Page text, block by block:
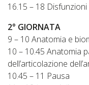
16.15 – 18
2° GIORNATA
9 – 10 Anatomia e
10 – 10.45 Anatomia
dell’articolazione
10.45 – 11 Pausa